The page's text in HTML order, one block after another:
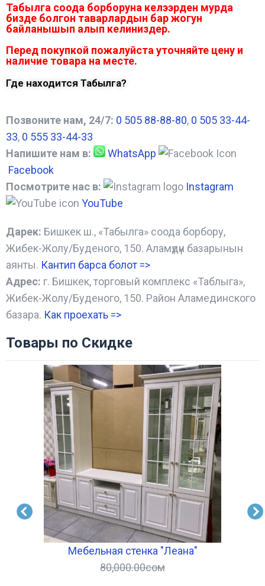
Табылга соода борборуна келээрден мурда
бизде болгон таварлардын бар жогун
байланышып алып келиниздер.
Перед покупкой пожалуйста уточняйте цену и
наличие товара на месте.
Где находится Табылга?
Позвоните нам, 24/7: 0 505 88-88-80, 0 505 33-44-
33, 0 555 33-44-33
Напишите нам в:
WhatsApp
Facebook
Посмотрите нас в:
Instagram
YouTube
Дарек: Бишкек ш., «Табылга» соода борбору,
Жибек-Жолу/Буденого, 150. Аламүдүн базарынын
аянты. Кантип барса болот =>
Адрес: г. Бишкек, торговый комплекс «Таблыга»,
Жибек-Жолу/Буденого, 150. Район Аламединского
базара. Как проехать =>
Товары по Скидке
Мебельная стенка "Леана"
80,000.00сом